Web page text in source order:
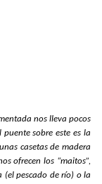
nos lleva pocos
sobre este es la
casetas de madera
ofrecen los “maitos”,
pescado de río) o la